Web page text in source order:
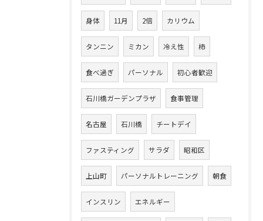
身体 11月 2倍 カリウム
タンニン ミカン 冷え性 柿
食べ過ぎ パーソナル 初心者歓迎
石川橋ガーデンプラザ 食事管理
名古屋 石川橋 チートデイ
ファスティング サラダ 昭和区
上山町 パーソナルトレーニング 朝食
インスリン エネルギー